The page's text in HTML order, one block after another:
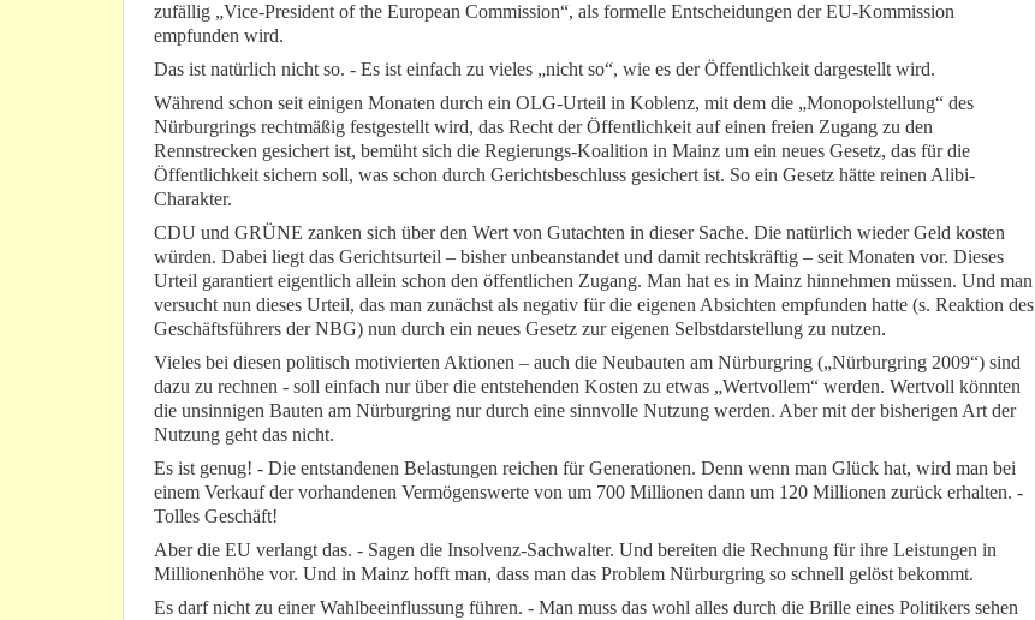
zufällig „Vice-President of the European Commission“, als formelle Entscheidungen der EU-Kommission
empfunden wird.
Das ist natürlich nicht so. - Es ist einfach zu vieles „nicht so“, wie es der Öffentlichkeit dargestellt wird.
Während schon seit einigen Monaten durch ein OLG-Urteil in Koblenz, mit dem die „Monopolstellung“ des
Nürburgrings rechtmäßig festgestellt wird, das Recht der Öffentlichkeit auf einen freien Zugang zu den
Rennstrecken gesichert ist, bemüht sich die Regierungs-Koalition in Mainz um ein neues Gesetz, das für die
Öffentlichkeit sichern soll, was schon durch Gerichtsbeschluss gesichert ist. So ein Gesetz hätte reinen Alibi-
Charakter.
CDU und GRÜNE zanken sich über den Wert von Gutachten in dieser Sache. Die natürlich wieder Geld kosten
würden. Dabei liegt das Gerichtsurteil – bisher unbeanstandet und damit rechtskräftig – seit Monaten vor. Dieses
Urteil garantiert eigentlich allein schon den öffentlichen Zugang. Man hat es in Mainz hinnehmen müssen. Und man
versucht nun dieses Urteil, das man zunächst als negativ für die eigenen Absichten empfunden hatte (s. Reaktion des
Geschäftsführers der NBG) nun durch ein neues Gesetz zur eigenen Selbstdarstellung zu nutzen.
Vieles bei diesen politisch motivierten Aktionen – auch die Neubauten am Nürburgring („Nürburgring 2009“) sind
dazu zu rechnen - soll einfach nur über die entstehenden Kosten zu etwas „Wertvollem“ werden. Wertvoll könnten
die unsinnigen Bauten am Nürburgring nur durch eine sinnvolle Nutzung werden. Aber mit der bisherigen Art der
Nutzung geht das nicht.
Es ist genug! - Die entstandenen Belastungen reichen für Generationen. Denn wenn man Glück hat, wird man bei
einem Verkauf der vorhandenen Vermögenswerte von um 700 Millionen dann um 120 Millionen zurück erhalten. -
Tolles Geschäft!
Aber die EU verlangt das. - Sagen die Insolvenz-Sachwalter. Und bereiten die Rechnung für ihre Leistungen in
Millionenhöhe vor. Und in Mainz hofft man, dass man das Problem Nürburgring so schnell gelöst bekommt.
Es darf nicht zu einer Wahlbeeinflussung führen. - Man muss das wohl alles durch die Brille eines Politikers sehen